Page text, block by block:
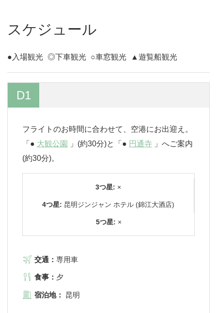
スケジュール
●入場観光 ◎下車観光 ○車窓観光 ▲遊覧船観光
D1
フライトのお時間に合わせて、空港にお出迎え。
「● 大観公園 」(約30分)と「● 円通寺 」へご案内
(約30分)。
3つ星: ×
4つ星: 昆明ジンジャン ホテル (錦江大酒店)
5つ星: ×
交通： 専用車
食事： 夕
宿泊地： 昆明